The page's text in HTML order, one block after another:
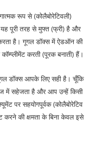
रूप से (कोलैबोरेटिवली)
पूरी तरह से मुफ्त (फ्री) है और
करता है। गूगल डॉक्स में ऐडऑन की
करती (पूरक बनाती) हैं।
डॉक्स आपके लिए सही है। चूँकि
में सहेजता है और आप उन्हें किसी
पर सहयोगपूर्वक (कोलैबोरेटिव
करने की क्षमता के बिना केवल इसे